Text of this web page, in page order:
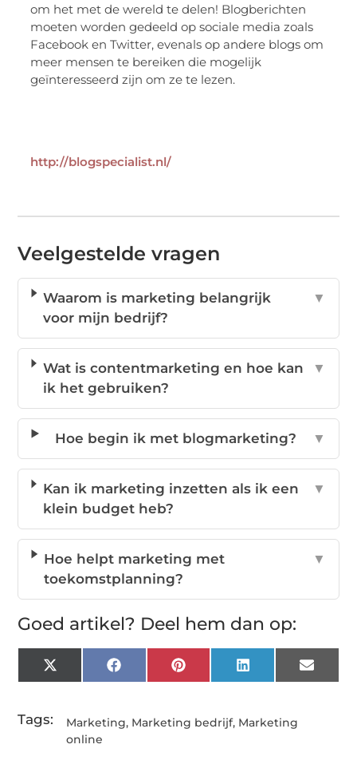
om het met de wereld te delen! Blogberichten
moeten worden gedeeld op sociale media zoals
Facebook en Twitter, evenals op andere blogs om
meer mensen te bereiken die mogelijk
geïnteresseerd zijn om ze te lezen.
http://blogspecialist.nl/
Veelgestelde vragen
Waarom is marketing belangrijk
voor mijn bedrijf?
▼
Wat is contentmarketing en hoe kan
ik het gebruiken?
▼
Hoe begin ik met blogmarketing? ▼
Kan ik marketing inzetten als ik een
klein budget heb?
▼
Hoe helpt marketing met
toekomstplanning?
▼
Goed artikel? Deel hem dan op:
X
(Twitter)
FacebookPinterestLinkedInEmail
Tags: Marketing, Marketing bedrijf, Marketing
online